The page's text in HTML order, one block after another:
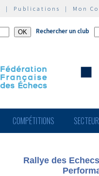
| Publications | Mon
Rechercher un club
COMPÉTITIONS
Rallye des